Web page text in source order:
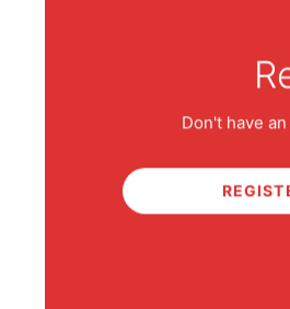
Don't have
ตร VI 202 VALUATION & DCF โดย